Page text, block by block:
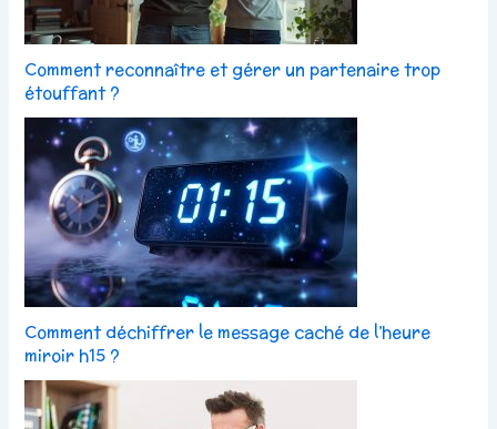
Comment reconnaître et gérer un partenaire trop
étouffant ?
Comment déchiffrer le message caché de l’heure
miroir h15 ?